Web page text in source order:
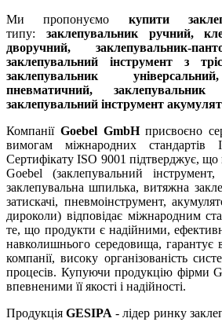
Ми пропонуємо купити
типу: заклепувальник ручний,
дворучний, заклепувальник-
заклепувальний інструмент з
заклепувальник
пневматичний, заклепувальник
заклепувальний інструмент
Компанії Goebel GmbHприсвоєно
вимогам міжнародних стандартів
Сертифікату ISO 9001 підтверджує, що
Goebel (заклепувальний інструмент,
заклепувальна шпилька, витяжна
затискачі, пневмоінструмент,
дироколи) відповідає міжнародним
те, що продукти є надійними,
навколишнього середовища, гарантує
компанії, високу організованість
процесів. Купуючи продукцію фірми
впевненими її якості і надійності.
ПродукціяGESIPA - лідер ринку